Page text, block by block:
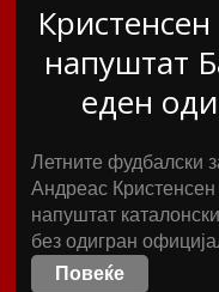
напуштат
еден
Летните фудбалски
Андреас
напуштат
без одигран
Повеќе